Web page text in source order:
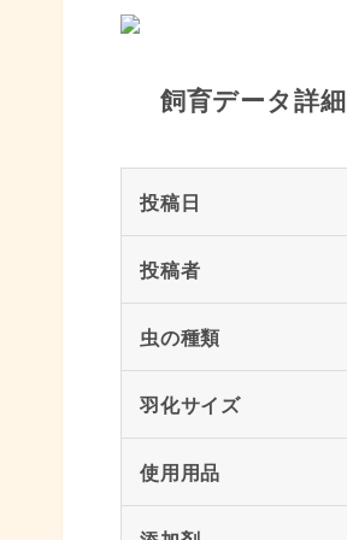
飼育データ詳細
投稿日
投稿者
虫の種類
羽化サイズ
使用用品